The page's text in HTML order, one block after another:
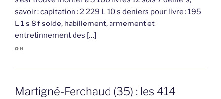
savoir : capitation : 2 229 L 10 s deniers pour livre : 195
L 1 s 8 f solde, habillement, armement et
entretinnement des […]
OH
Martigné-Ferchaud (35) : les 414